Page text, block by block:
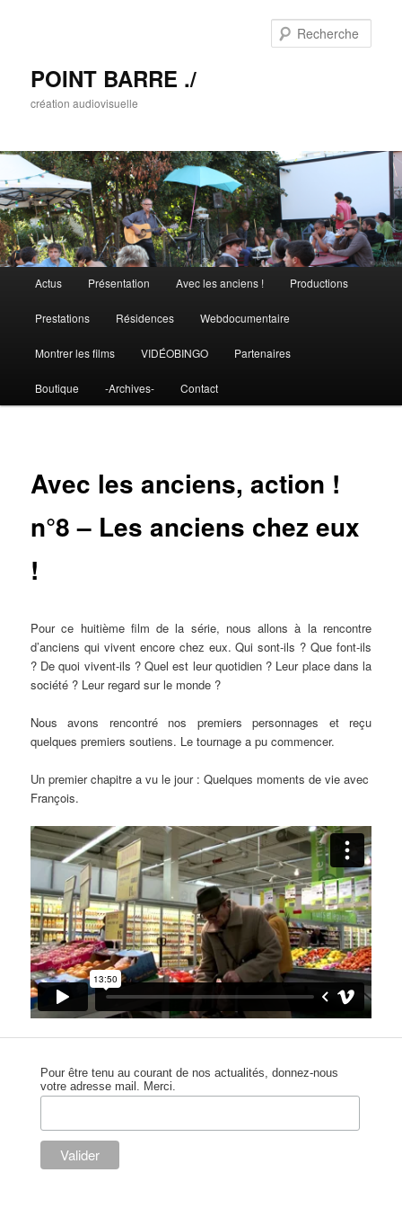
POINT BARRE ./
création audiovisuelle
Aller au contenu principal
Aller au contenu secondaire
Actus Présentation Avec les anciens ! Productions
Prestations Résidences Webdocumentaire
Montrer les films VIDÉOBINGO Partenaires
Boutique -Archives- Contact
Avec les anciens, action !
n°8 – Les anciens chez eux
!
Pour ce huitième film de la série, nous allons à la rencontre
d’anciens qui vivent encore chez eux. Qui sont-ils ? Que font-ils
? De quoi vivent-ils ? Quel est leur quotidien ? Leur place dans la
société ? Leur regard sur le monde ?
Nous avons rencontré nos premiers personnages et reçu
quelques premiers soutiens. Le tournage a pu commencer.
Un premier chapitre a vu le jour : Quelques moments de vie avec
François.
Pour être tenu au courant de nos actualités, donnez-nous
votre adresse mail. Merci.